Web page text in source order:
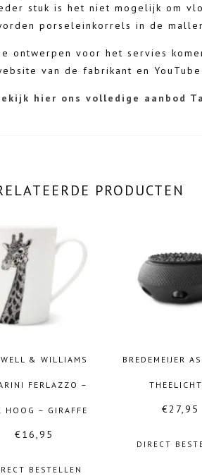
stuk is het niet mogelijk om
porseleinkorrels in de
ontwerpen voor het servies
van de fabrikant en
hier ons volledige aanbod
PRODUCTEN
& WILLIAMS
FERLAZZO –
HOOG – GIRAFFE
€16,95
BESTELLEN
BREDEMEIJER
€27,95
DIRECT